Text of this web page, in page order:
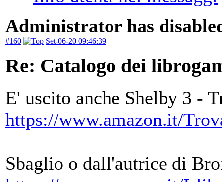
Administrator has
#160 Set-06-20 09:46:39
Re: Catalogo dei
E' uscito anche Shelby 3 -
https://www.amazon.it/
Sbaglio o dall'autrice di